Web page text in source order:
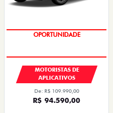
OPORTUNIDADE
MOTORISTAS DE
APLICATIVOS
De: R$ 109.990,00
R$ 94.590,00